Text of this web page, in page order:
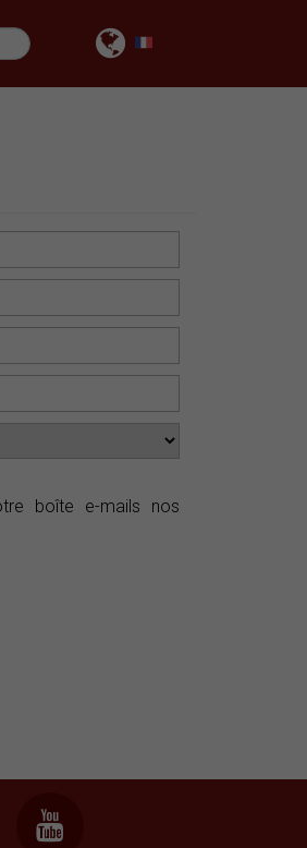
boîte e-mails nos